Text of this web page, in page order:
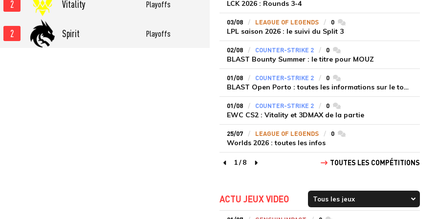
2 Vitality Playoffs
2 Spirit Playoffs
LCK 2026 : Rounds 3-4
03/08 LEAGUE OF LEGENDS 0commentaires
LPL saison 2026 : le suivi du Split 3
02/08 COUNTER-STRIKE 2 0commentaires
BLAST Bounty Summer : le titre pour MOUZ
01/08 COUNTER-STRIKE 2 0commentaires
BLAST Open Porto : toutes les informations sur le tournoi
01/08 COUNTER-STRIKE 2 0commentaires
EWC CS2 : Vitality et 3DMAX de la partie
25/07 LEAGUE OF LEGENDS 0commentaires
Worlds 2026 : toutes les infos
page précédente
1/8
page suivante
TOUTES LES COMPÉTITIONS
ACTU JEUX VIDEO